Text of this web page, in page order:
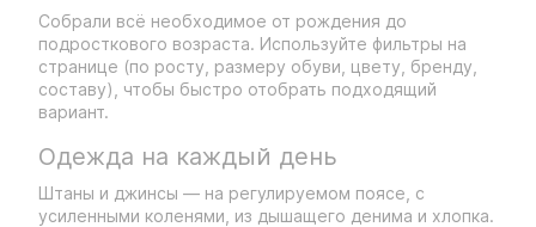
Собрали всё необходимое от рождения до
подросткового возраста. Используйте фильтры на
странице (по росту, размеру обуви, цвету, бренду,
составу), чтобы быстро отобрать подходящий
вариант.
Одежда на каждый день
Штаны и джинсы — на регулируемом поясе, с
усиленными коленями, из дышащего денима и хлопка.